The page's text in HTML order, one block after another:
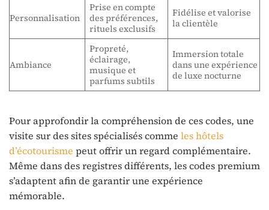
Personnalisation
Prise en compte
des préférences,
rituels exclusifs
Fidélise et valorise
la clientèle
Ambiance
Propreté,
éclairage,
musique et
parfums subtils
Immersion totale
dans une expérience
de luxe nocturne
Pour approfondir la compréhension de ces codes, une
visite sur des sites spécialisés comme les hôtels
d’écotourisme peut offrir un regard complémentaire.
Même dans des registres différents, les codes premium
s’adaptent afin de garantir une expérience
mémorable.